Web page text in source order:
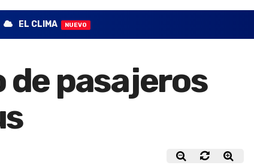
EL CLIMA NUEVO
pasajeros